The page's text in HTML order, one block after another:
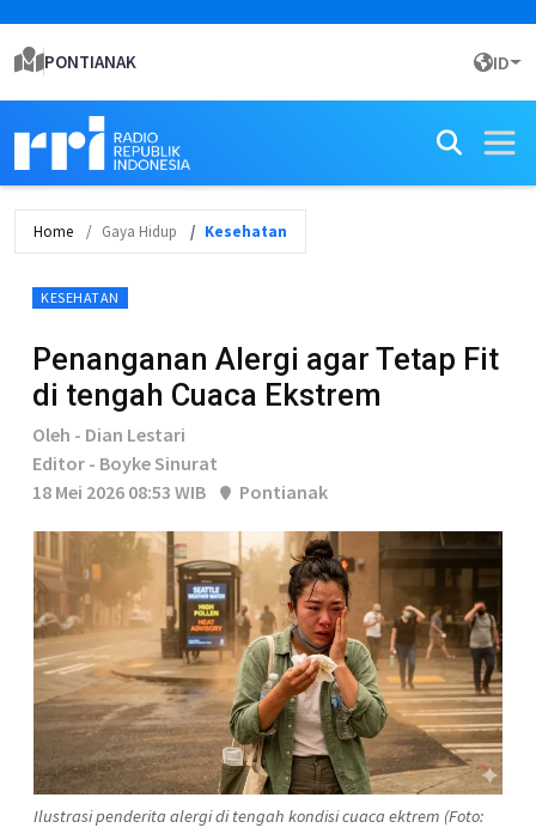
PONTIANAK ID
Home Gaya Hidup Kesehatan
KESEHATAN
Penanganan Alergi agar Tetap Fit
di tengah Cuaca Ekstrem
Oleh - Dian Lestari
Editor - Boyke Sinurat
18 Mei 2026 08:53 WIB
Pontianak
Ilustrasi penderita alergi di tengah kondisi cuaca ektrem (Foto: